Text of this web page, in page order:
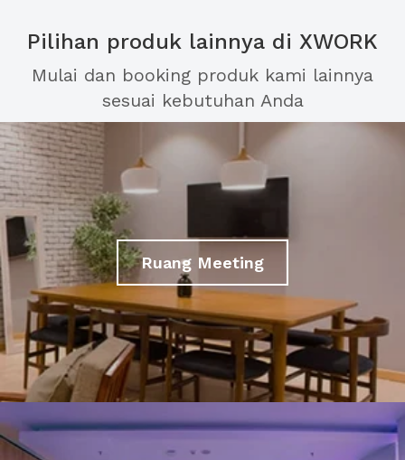
Pilihan produk lainnya di XWORK
Mulai dan booking produk kami lainnya
sesuai kebutuhan Anda
Ruang Meeting